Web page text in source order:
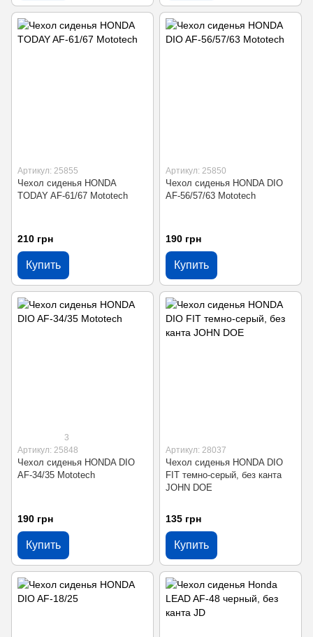
Артикул: 25855
Чехол сиденья HONDA
TODAY AF-61/67 Mototech
210 грн
Купить
Артикул: 25850
Чехол сиденья HONDA DIO
AF-56/57/63 Mototech
190 грн
Купить
3
Артикул: 25848
Чехол сиденья HONDA DIO
AF-34/35 Mototech
190 грн
Купить
Артикул: 28037
Чехол сиденья HONDA DIO
FIT темно-серый, без канта
JOHN DOE
135 грн
Купить